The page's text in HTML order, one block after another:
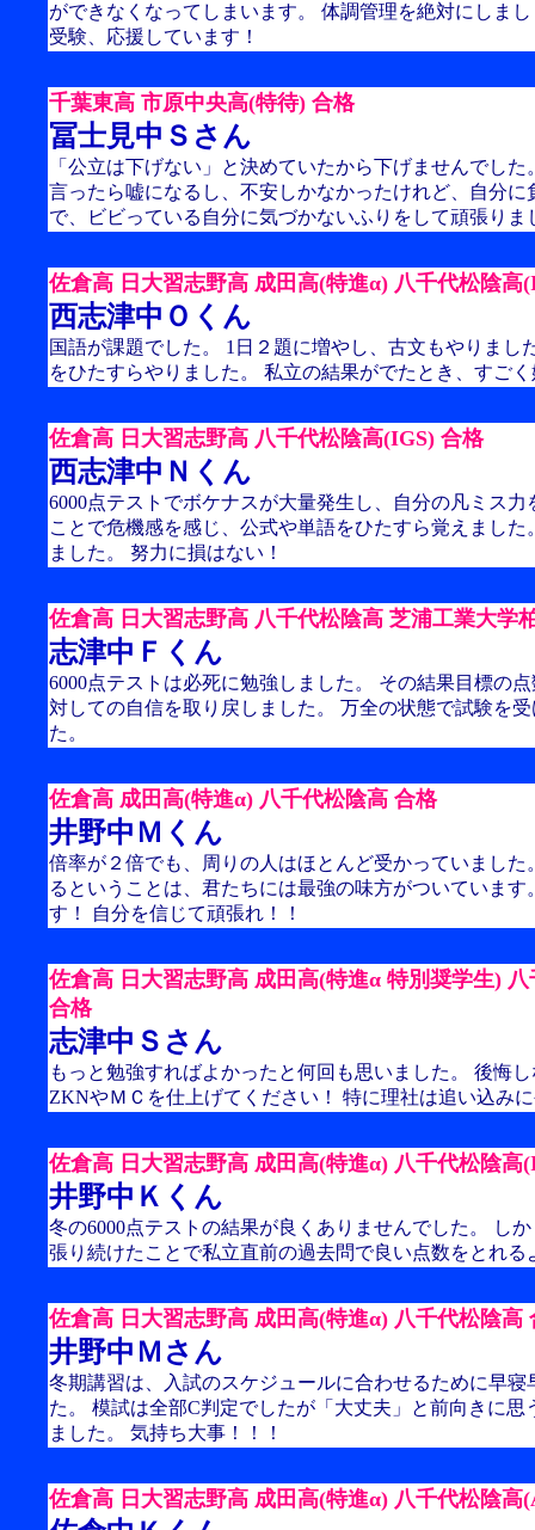
ができなくなってしまいます。 体調管理を絶対にしま
受験、応援しています！
千葉東高 市原中央高(特待) 合格
冨士見中Ｓさん
「公立は下げない」と決めていたから下げませんでし
言ったら嘘になるし、不安しかなかったけれど、自分に
で、ビビっている自分に気づかないふりをして頑張りま
佐倉高 日大習志野高 成田高(特進α) 八千代松陰高
西志津中Ｏくん
国語が課題でした。 1日２題に増やし、古文もやりまし
をひたすらやりました。 私立の結果がでたとき、すご
佐倉高 日大習志野高 八千代松陰高(IGS) 合格
西志津中Ｎくん
6000点テストでボケナスが大量発生し、自分の凡ミス力
ことで危機感を感じ、公式や単語をひたすら覚えました
ました。 努力に損はない！
佐倉高 日大習志野高 八千代松陰高 芝浦工業大学
志津中Ｆくん
6000点テストは必死に勉強しました。 その結果目標の
対しての自信を取り戻しました。 万全の状態で試験を
た。
佐倉高 成田高(特進α) 八千代松陰高 合格
井野中Ｍくん
倍率が２倍でも、周りの人はほとんど受かっていました
るということは、君たちには最強の味方がついています
す！ 自分を信じて頑張れ！！
佐倉高 日大習志野高 成田高(特進α 特別奨学生)
合格
志津中Ｓさん
もっと勉強すればよかったと何回も思いました。 後悔
ZKNやＭＣを仕上げてください！ 特に理社は追い込み
佐倉高 日大習志野高 成田高(特進α) 八千代松陰高
井野中Ｋくん
冬の6000点テストの結果が良くありませんでした。 し
張り続けたことで私立直前の過去問で良い点数をとれる
佐倉高 日大習志野高 成田高(特進α) 八千代松陰高
井野中Ｍさん
冬期講習は、入試のスケジュールに合わせるために早寝
た。 模試は全部C判定でしたが「大丈夫」と前向きに思
ました。 気持ち大事！！！
佐倉高 日大習志野高 成田高(特進α) 八千代松陰高